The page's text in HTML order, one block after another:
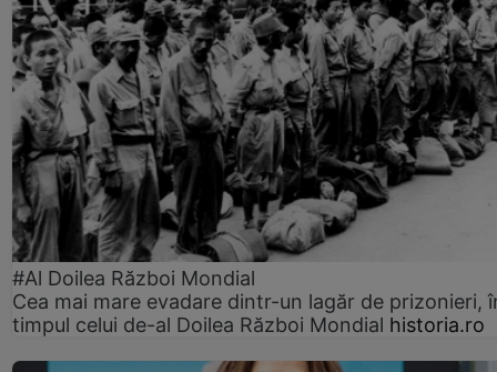
#Al Doilea Război Mondial
Cea mai mare evadare dintr-un lagăr de prizonieri,
timpul celui de-al Doilea Război Mondial historia.ro